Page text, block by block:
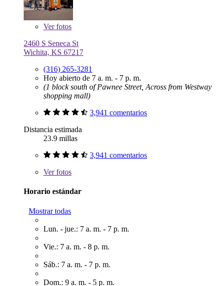
Verfotos
2460 S Seneca St
Wichita, KS 67217
(316) 265-3281
Hoy abierto de 7 a. m. - 7 p. m.
(1 block south of Pawnee Street, Across from Westway
shopping mall)
3,941 comentarios
Distancia estimada
23.9 millas
3,941 comentarios
Verfotos
Horario estándar
Mostrar todas
Lun. - jue.: 7 a. m. - 7 p. m.
Vie.: 7 a. m. - 8 p. m.
Sáb.: 7 a. m. - 7 p. m.
Dom.: 9 a. m. - 5 p. m.